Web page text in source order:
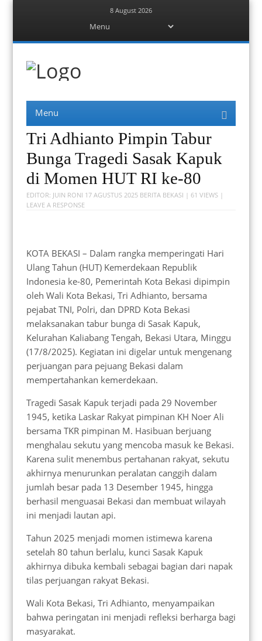
8 August 2026
content
Berita Bekasi
Menu
content
Tri Adhianto Pimpin Tabur
Bunga Tragedi Sasak Kapuk
di Momen HUT RI ke-80
EDITOR: JUIN RONI 17 AGUSTUS 2025 BERITA BEKASI | 61 VIEWS |
LEAVE A RESPONSE
KOTA BEKASI – Dalam rangka memperingati Hari
Ulang Tahun (HUT) Kemerdekaan Republik
Indonesia ke-80, Pemerintah Kota Bekasi dipimpin
oleh Wali Kota Bekasi, Tri Adhianto, bersama
pejabat TNI, Polri, dan DPRD Kota Bekasi
melaksanakan tabur bunga di Sasak Kapuk,
Kelurahan Kaliabang Tengah, Bekasi Utara, Minggu
(17/8/2025). Kegiatan ini digelar untuk mengenang
perjuangan para pejuang Bekasi dalam
mempertahankan kemerdekaan.
Tragedi Sasak Kapuk terjadi pada 29 November
1945, ketika Laskar Rakyat pimpinan KH Noer Ali
bersama TKR pimpinan M. Hasibuan berjuang
menghalau sekutu yang mencoba masuk ke Bekasi.
Karena sulit menembus pertahanan rakyat, sekutu
akhirnya menurunkan peralatan canggih dalam
jumlah besar pada 13 Desember 1945, hingga
berhasil menguasai Bekasi dan membuat wilayah
ini menjadi lautan api.
Tahun 2025 menjadi momen istimewa karena
setelah 80 tahun berlalu, kunci Sasak Kapuk
akhirnya dibuka kembali sebagai bagian dari napak
tilas perjuangan rakyat Bekasi.
Wali Kota Bekasi, Tri Adhianto, menyampaikan
bahwa peringatan ini menjadi refleksi berharga bagi
masyarakat.